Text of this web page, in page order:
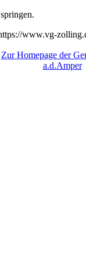
springen.
www.vg-